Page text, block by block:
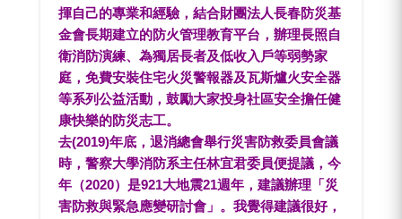
揮自己的專業和經驗，結合財團法人長春防災基
金會長期建立的防火管理教育平台，辦理長照自
衛消防演練、為獨居長者及低收入戶等弱勢家
庭，免費安裝住宅火災警報器及瓦斯爐火安全器
等系列公益活動，鼓勵大家投身社區安全擔任健
康快樂的防災志工。
去(2019)年底，退消總會舉行災害防救委員會議
時，警察大學消防系主任林宜君委員便提議，今
年（2020）是921大地震21週年，建議辦理「災
害防救與緊急應變研討會」。我覺得建議很好，